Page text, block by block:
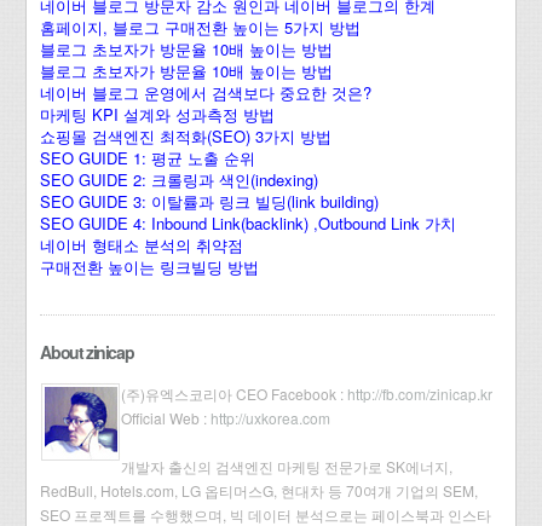
네이버 블로그 방문자 감소 원인과 네이버 블로그의 한계
홈페이지, 블로그 구매전환 높이는 5가지 방법
블로그 초보자가 방문율 10배 높이는 방법
블로그 초보자가 방문율 10배 높이는 방법
네이버 블로그 운영에서 검색보다 중요한 것은?
마케팅 KPI 설계와 성과측정 방법
쇼핑몰 검색엔진 최적화(SEO) 3가지 방법
SEO GUIDE 1: 평균 노출 순위
SEO GUIDE 2: 크롤링과 색인(indexing)
SEO GUIDE 3: 이탈률과 링크 빌딩(link building)
SEO GUIDE 4: Inbound Link(backlink) ,Outbound Link 가치
네이버 형태소 분석의 취약점
구매전환 높이는 링크빌딩 방법
About zinicap
(주)유엑스코리아 CEO Facebook : http://fb.com/zinicap.kr
Official Web : http://uxkorea.com
개발자 출신의 검색엔진 마케팅 전문가로 SK에너지,
RedBull, Hotels.com, LG 옵티머스G, 현대차 등 70여개 기업의 SEM,
SEO 프로젝트를 수행했으며, 빅 데이터 분석으로는 페이스북과 인스타